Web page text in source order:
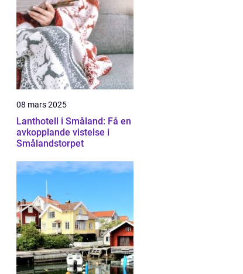
08 mars 2025
Lanthotell i Småland: Få en
avkopplande vistelse i
Smålandstorpet